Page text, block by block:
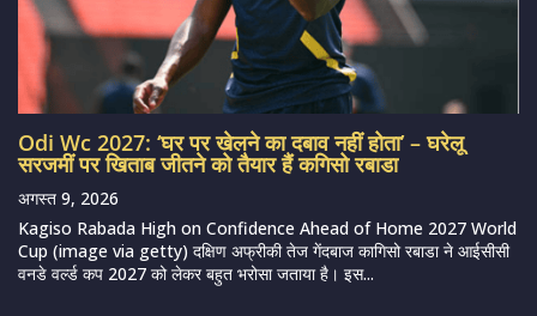
Odi Wc 2027: ‘घर पर खेलने का दबाव नहीं होता’ – घरेलू
सरजमीं पर खिताब जीतने को तैयार हैं कगिसो रबाडा
अगस्त 9, 2026
Kagiso Rabada High on Confidence Ahead of Home 2027 World
Cup (image via getty) दक्षिण अफ्रीकी तेज गेंदबाज कागिसो रबाडा ने आईसीसी
वनडे वर्ल्ड कप 2027 को लेकर बहुत भरोसा जताया है। इस...